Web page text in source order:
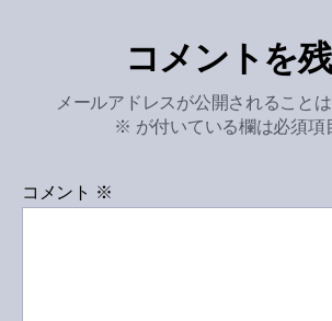
コメントを
メールアドレスが公開されることは
※ が付いている欄は必須項
コメント ※